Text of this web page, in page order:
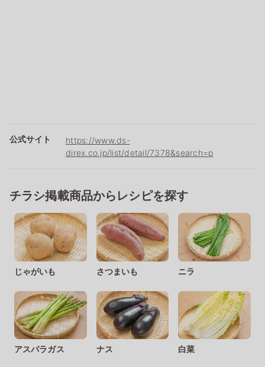
公式サイト
https://www.ds-
direx.co.jp/list/detail/7378&search=p
チラシ掲載商品からレシピを探す
じゃがいも さつまいも ニラ
アスパラガス ナス 白菜